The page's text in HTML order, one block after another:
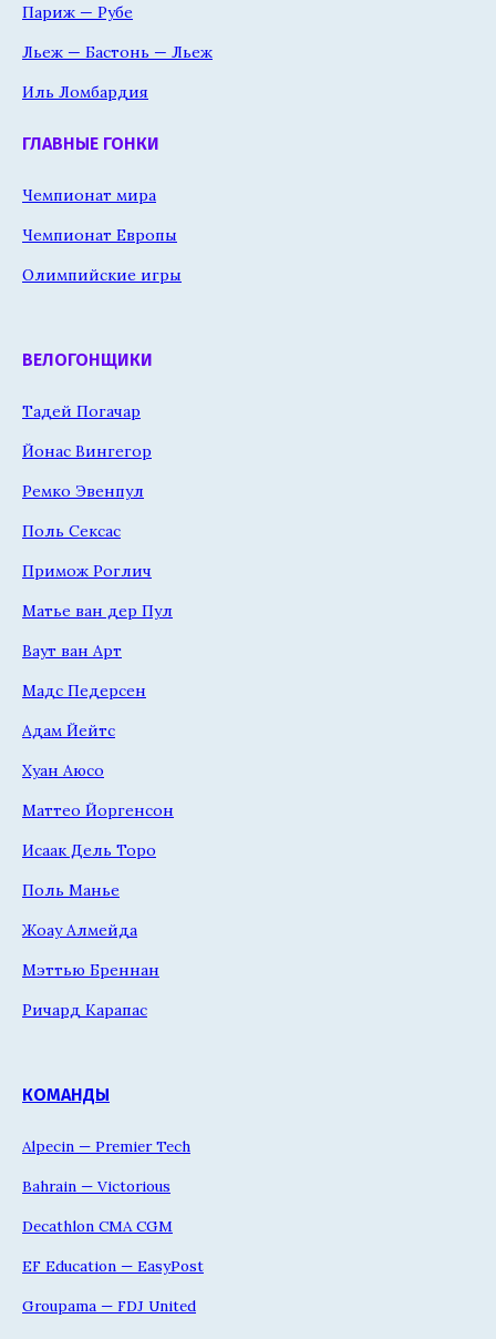
Париж — Рубе
Льеж — Бастонь — Льеж
Иль Ломбардия
ГЛАВНЫЕ ГОНКИ
Чемпионат мира
Чемпионат Европы
Олимпийские игры
ВЕЛОГОНЩИКИ
Тадей Погачар
Йонас Вингегор
Ремко Эвенпул
Поль Сексас
Примож Роглич
Матье ван дер Пул
Ваут ван Арт
Мадс Педерсен
Адам Йейтс
Хуан Аюсо
Маттео Йоргенсон
Исаак Дель Торо
Поль Манье
Жоау Алмейда
Мэттью Бреннан
Ричард Карапас
КОМАНДЫ
Alpecin — Premier Tech
Bahrain — Victorious
Decathlon CMA CGM
EF Education — EasyPost
Groupama — FDJ United